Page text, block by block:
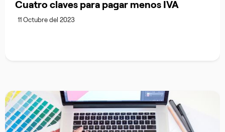
Cuatro claves para pagar menos IVA
11 Octubre del 2023